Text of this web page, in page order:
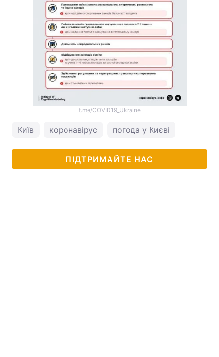
t.me/COVID19_Ukraine
Київ коронавірус погода у Києві
ПІДТРИМАЙТЕ НАС